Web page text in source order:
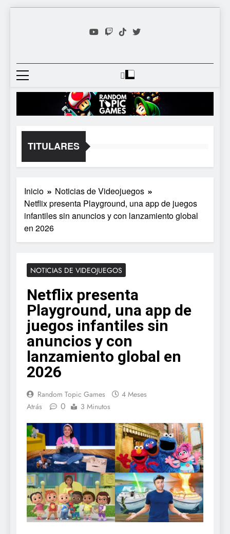
Random
Games
Videojuego Favorito
TITULARES
Inicio
Noticias de Videojuegos
Netflix presenta Playground, una app de juegos
infantiles sin anuncios y con lanzamiento global
en 2026
NOTICIAS DE VIDEOJUEGOS
Netflix presenta
Playground, una app de
juegos infantiles sin
anuncios y con
lanzamiento global en
2026
Random Topic Games
4 Meses
Atrás
0 3 Minutos